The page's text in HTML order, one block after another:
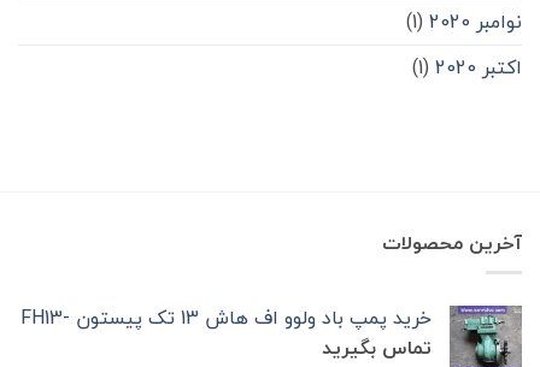
نوامبر 2020
(1)
اکتبر 2020
(1)
آخرین محصولات
خرید پمپ باد ولوو اف هاش 13 تک‌ پیستون -FH13
تماس بگیرید